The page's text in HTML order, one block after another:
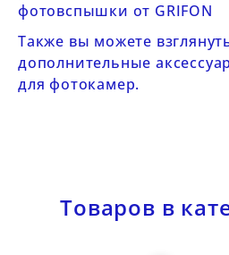
фотовспышки от GRIFON
Также вы можете
дополнительные
для фотокамер.
Товаров в